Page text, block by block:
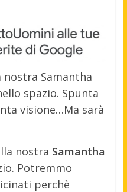
Samantha
spazio. Spunta
visione…Ma sarà
nostra Samantha
Potremmo
perchè